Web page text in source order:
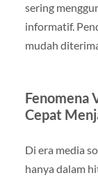
sering
informatif.
mudah
Fenomena
Cepat
Di era media
hanya dalam